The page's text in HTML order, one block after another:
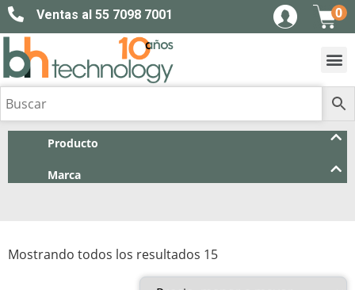
Ventas al 55 7098 7001 0
Producto
Marca
Mostrando todos los resultados 15